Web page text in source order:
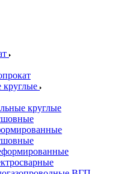
круглые
круглые